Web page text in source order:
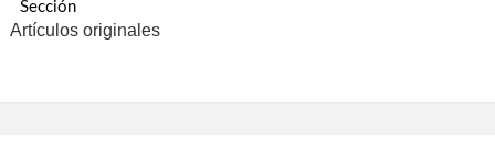
Sección
Artículos originales